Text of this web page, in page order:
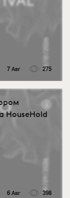
7 Авг 275
HouseHold
6 Авг 398